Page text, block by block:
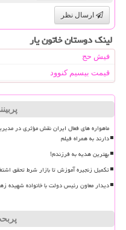
ارسال نظر
لینک دوستان خاتون یار
فیش حج
قیمت بیسیم کنوود
ماهواره های فعال ایران نقش مؤثری در
دارند به همراه فیلم
بهترین هدیه به فرزندم!
تکمیل زنجیره آموزش تا بازار شرط تحقق
دیدار معاون رئیس دولت با خانواده شهیده